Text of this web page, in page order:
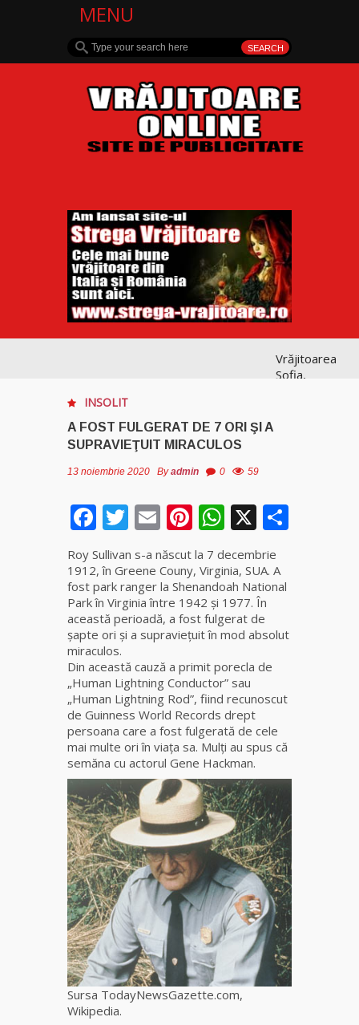
MENU
Vrăjitoarea
Sofia,
Vrăjitoarea
cele mai
puternice
Gheorghe,
fiică a
Mamei
Celebra
tămăduitoare
vindecătoare
de farmece și
blesteme
Sandra
Tămăduitoarea
Somerda
Cea mai
INSOLIT
A FOST FULGERAT DE 7 ORI ŞI A
SUPRAVIEŢUIT MIRACULOS
13 noiembrie 2020 Byadmin 0 59
Facebook
Twitter
EmailPinterest
WhatsApp
X
Roy Sullivan s-a născut la 7 decembrie
1912, în Greene Couny, Virginia, SUA. A
fost park ranger la Shenandoah National
Park în Virginia între 1942 şi 1977. În
această perioadă, a fost fulgerat de
şapte ori şi a supravieţuit în mod absolut
miraculos.
Din această cauză a primit porecla de
„Human Lightning Conductor” sau
„Human Lightning Rod”, fiind recunoscut
de Guinness World Records drept
persoana care a fost fulgerată de cele
mai multe ori în viaţa sa. Mulţi au spus că
semăna cu actorul Gene Hackman.
Sursa TodayNewsGazette.com,
Wikipedia.